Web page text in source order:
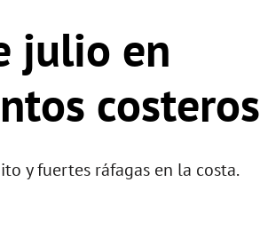
julio en
costeros
y fuertes ráfagas en la costa.